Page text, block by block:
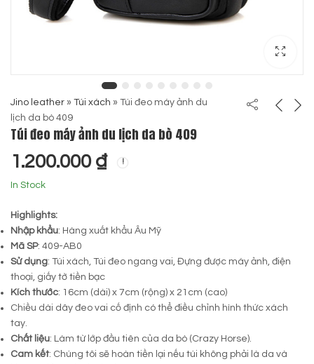
Jino leather » Túi xách » Túi đeo máy ảnh du
lịch da bò 409
Túi đeo máy ảnh du lịch da bò 409
1.200.000 ₫
In Stock
Highlights:
Nhập khẩu: Hàng xuất khẩu Âu Mỹ
Mã SP: 409-AB0
Sử dụng: Túi xách, Túi đeo ngang vai, Đựng được máy ảnh, điện
thoại, giấy tờ tiền bạc
Kích thước: 16cm (dài) x 7cm (rộng) x 21cm (cao)
Chiều dài dây đeo vai cố định có thể điều chỉnh hình thức xách
tay.
Chất liệu: Làm từ lớp đầu tiên của da bò (Crazy Horse).
Cam kết: Chúng tôi sẽ hoàn tiền lại nếu túi không phải là da và